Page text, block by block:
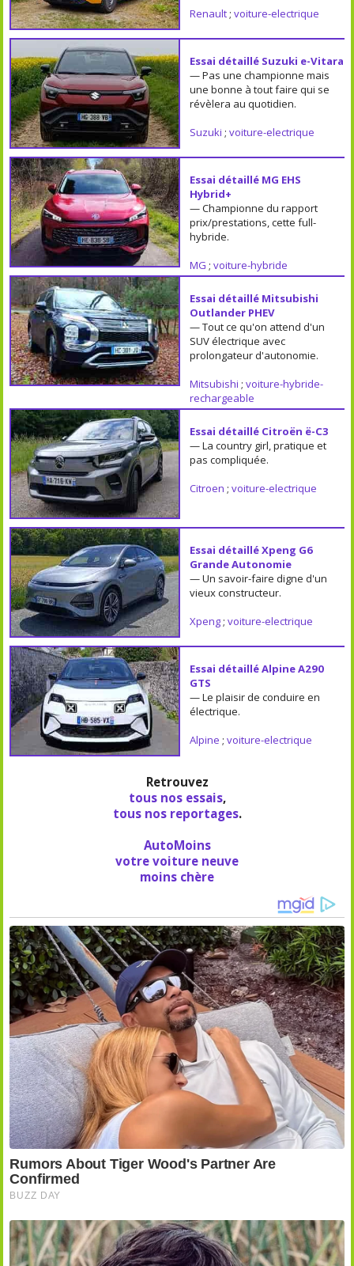
Renault; voiture-electrique
Essai détaillé Suzuki e-Vitara
— Pas une championne mais
une bonne à tout faire qui se
révèlera au quotidien.
Suzuki ; voiture-electrique
Essai détaillé MG EHS
Hybrid+
— Championne du rapport
prix/prestations, cette full-
hybride.
MG ; voiture-hybride
Essai détaillé Mitsubishi
Outlander PHEV
— Tout ce qu'on attend d'un
SUV électrique avec
prolongateur d'autonomie.
Mitsubishi ; voiture-hybride-
rechargeable
Essai détaillé Citroën ë-C3
— La country girl, pratique et
pas compliquée.
Citroen ; voiture-electrique
Essai détaillé Xpeng G6
Grande Autonomie
— Un savoir-faire digne d'un
vieux constructeur.
Xpeng; voiture-electrique
Essai détaillé Alpine A290
GTS
— Le plaisir de conduire en
électrique.
Alpine ; voiture-electrique
Retrouvez
tous nos essais,
tous nos reportages.
AutoMoins
votre voiture neuve
moins chère